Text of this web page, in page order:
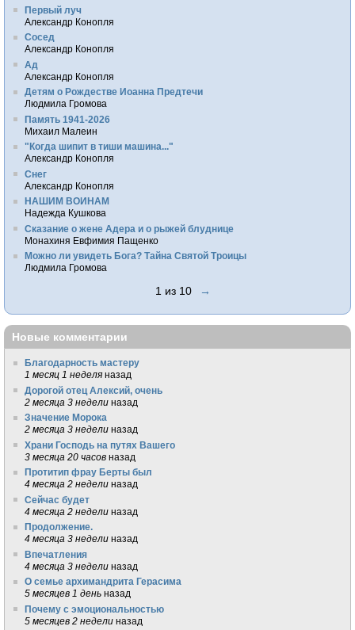
Первый луч
Александр Конопля
Сосед
Александр Конопля
Ад
Александр Конопля
Детям о Рождестве Иоанна Предтечи
Людмила Громова
Память 1941-2026
Михаил Малеин
"Когда шипит в тиши машина..."
Александр Конопля
Снег
Александр Конопля
НАШИМ ВОИНАМ
Надежда Кушкова
Сказание о жене Адера и о рыжей блуднице
Монахиня Евфимия Пащенко
Можно ли увидеть Бога? Тайна Святой Троицы
Людмила Громова
1 из 10 →
Новые комментарии
Благодарность мастеру
1 месяц 1 неделя назад
Дорогой отец Алексий, очень
2 месяца 3 недели назад
Значение Морока
2 месяца 3 недели назад
Храни Господь на путях Вашего
3 месяца 20 часов назад
Протитип фрау Берты был
4 месяца 2 недели назад
Сейчас будет
4 месяца 2 недели назад
Продолжение.
4 месяца 3 недели назад
Впечатления
4 месяца 3 недели назад
О семье архимандрита Герасима
5 месяцев 1 день назад
Почему с эмоциональностью
5 месяцев 2 недели назад